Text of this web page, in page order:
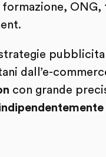
ONG,
dall’e-
con grande